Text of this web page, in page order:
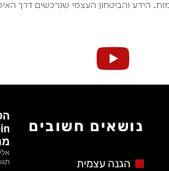
הידע והביטחון העצמי שנרכשים דרך
נושאים חשובים
הגנה עצמית